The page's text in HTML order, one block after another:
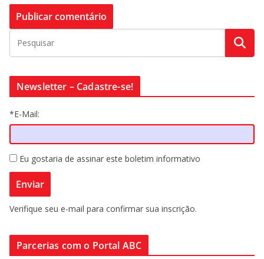
Newsletter – Cadastre-se!
*E-Mail:
Eu gostaria de assinar este boletim informativo
Verifique seu e-mail para confirmar sua inscrição.
Parcerias com o Portal ABC